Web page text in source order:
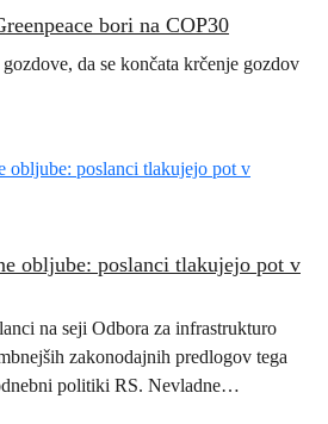
bori na COP30
da se končata krčenje gozdov
obljube: poslanci tlakujejo pot v
na seji Odbora za infrastrukturo
zakonodajnih predlogov tega
politiki RS. Nevladne
za…